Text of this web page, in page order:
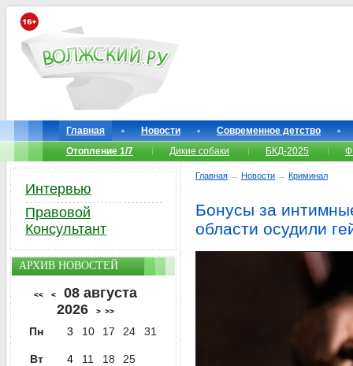
Главная Новости
Современное детство
Отопление 1/7
Дикие собаки БКД-2025
Главная → Новости → Криминал
Бонусы за
области осудили
Интервью
Правовой
Консультант
АРХИВ НОВОСТЕЙ
<< <
08 августа
2026
> >>
Пн 3 10 17 24 31
Вт 4 11 18 25